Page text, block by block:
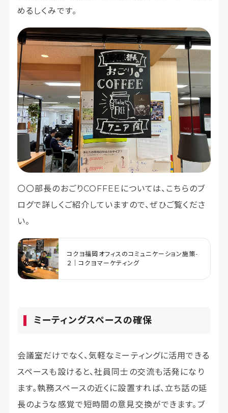
めるしくみです。
〇〇部長のおごりCOFFEEについては、こちらのブ
ログで詳しくご紹介していますので、ぜひご覧くださ
い。
コクヨ福岡オフィスのコミュニケーション施策-
２｜コクヨマーケティング
ミーティングスペースの確保
会議室だけでなく、気軽なミーティングに活用できる
スペースも設けると、社員同士の交流も活発になり
ます。執務スペースの近くに設置すれば、立ち話の延
長のような感覚で短時間の意見交換ができます。ブ